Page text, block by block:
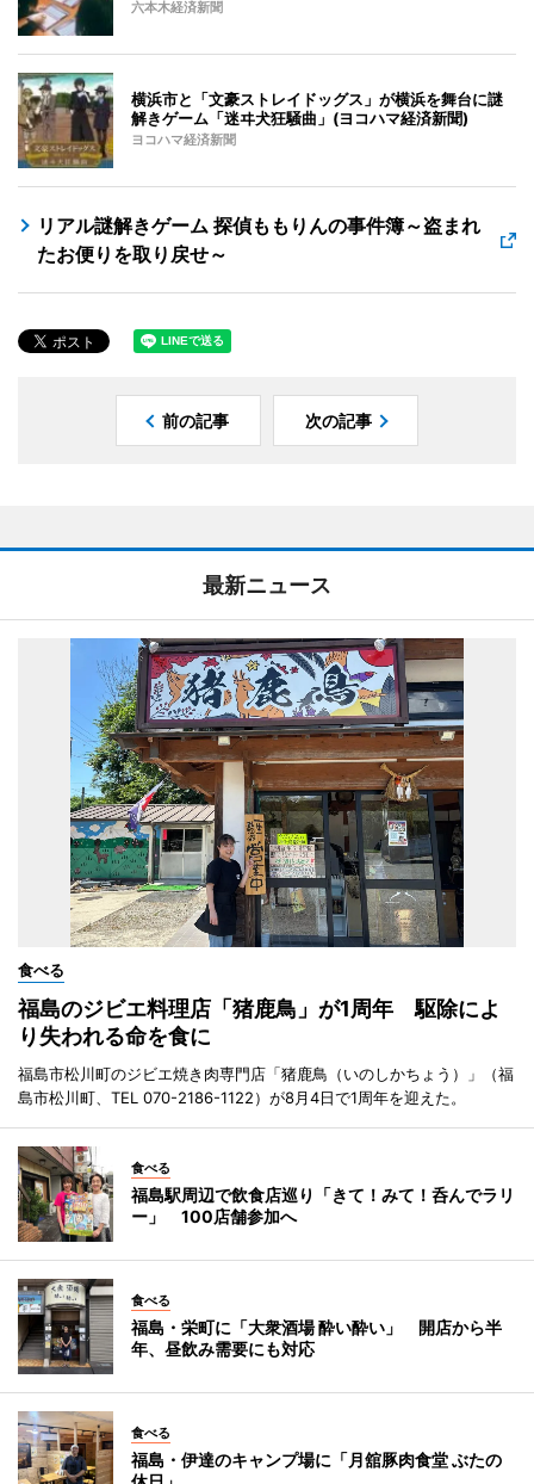
六本木経済新聞
横浜市と「文豪ストレイドッグス」が横浜を舞台に謎
解きゲーム「迷ヰ犬狂騒曲」(ヨコハマ経済新聞)
ヨコハマ経済新聞
リアル謎解きゲーム 探偵ももりんの事件簿～盗まれ
たお便りを取り戻せ～
前の記事 次の記事
最新ニュース
食べる
福島のジビエ料理店「猪鹿鳥」が1周年 駆除によ
り失われる命を食に
福島市松川町のジビエ焼き肉専門店「猪鹿鳥（いのしかちょう）」（福
島市松川町、TEL 070-2186-1122）が8月4日で1周年を迎えた。
食べる
福島駅周辺で飲食店巡り「きて！みて！呑んでラリ
ー」 100店舗参加へ
食べる
福島・栄町に「大衆酒場 酔い酔い」 開店から半
年、昼飲み需要にも対応
食べる
福島・伊達のキャンプ場に「月舘豚肉食堂 ぶたの